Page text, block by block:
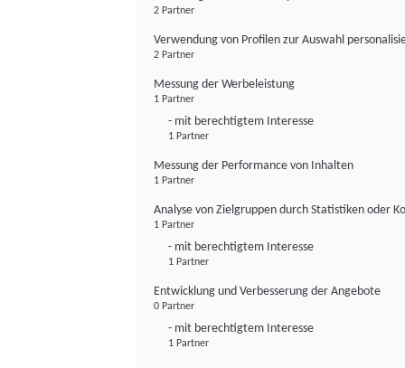
2 Partner
Verwendung von Profilen zur Auswahl
2 Partner
Messung der Werbeleistung
1 Partner
- mit berechtigtem Interesse
1 Partner
Messung der Performance von Inhalten
1 Partner
Analyse von Zielgruppen durch Statistiken oder
1 Partner
- mit berechtigtem Interesse
1 Partner
Entwicklung und Verbesserung der Angebote
0 Partner
- mit berechtigtem Interesse
1 Partner